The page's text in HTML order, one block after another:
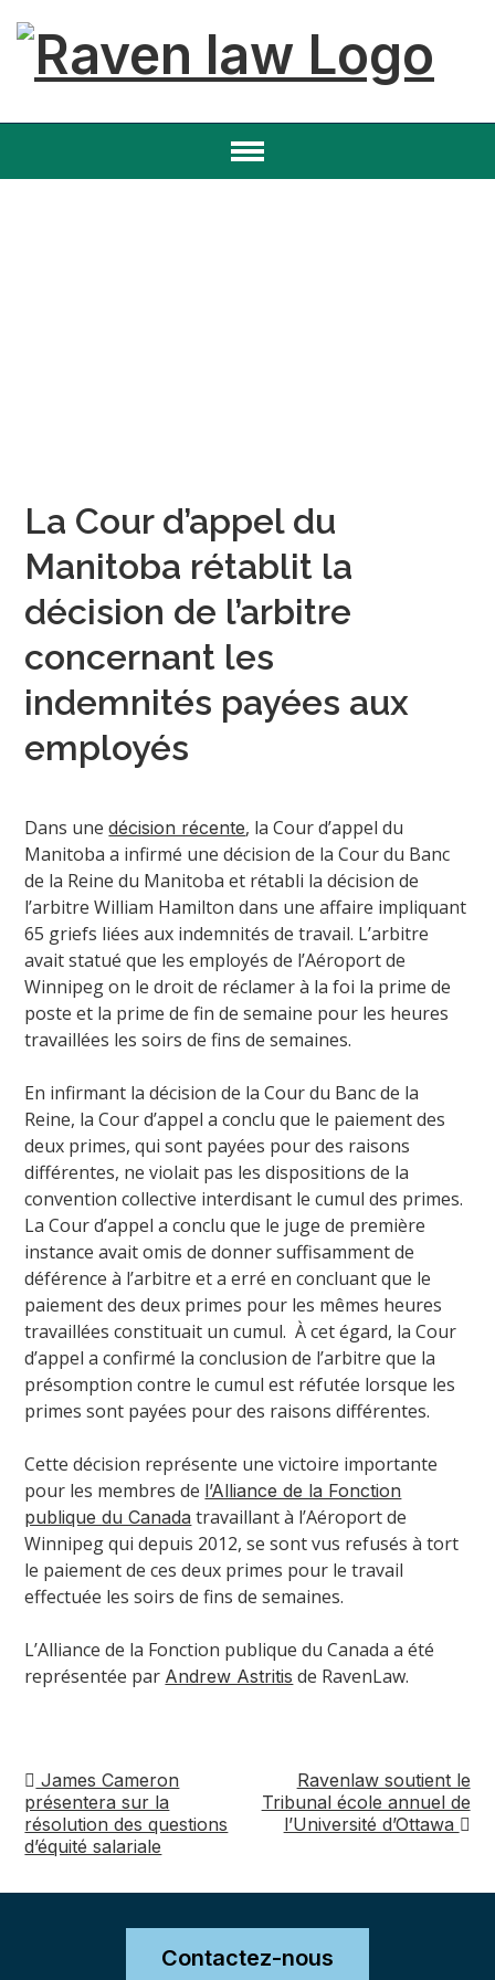
La Cour d’appel du
Manitoba rétablit la
décision de l’arbitre
concernant les
indemnités payées aux
employés
Dans unedécision récente, la Cour d’appel du
Manitoba a infirmé une décision de la Cour du Banc
de la Reine du Manitoba et rétabli la décision de
l’arbitre William Hamilton dans une affaire impliquant
65 griefs liées aux indemnités de travail. L’arbitre
avait statué que les employés de l’Aéroport de
Winnipeg on le droit de réclamer à la foi la prime de
poste et la prime de fin de semaine pour les heures
travaillées les soirs de fins de semaines.
En infirmant la décision de la Cour du Banc de la
Reine, la Cour d’appel a conclu que le paiement des
deux primes, qui sont payées pour des raisons
différentes, ne violait pas les dispositions de la
convention collective interdisant le cumul des primes.
La Cour d’appel a conclu que le juge de première
instance avait omis de donner suffisamment de
déférence à l’arbitre et a erré en concluant que le
paiement des deux primes pour les mêmes heures
travaillées constituait un cumul. À cet égard, la Cour
d’appel a confirmé la conclusion de l’arbitre que la
présomption contre le cumul est réfutée lorsque les
primes sont payées pour des raisons différentes.
Cette décision représente une victoire importante
pour les membres de l’Alliance de la Fonction
publique du Canada travaillant à l’Aéroport de
Winnipeg qui depuis 2012, se sont vus refusés à tort
le paiement de ces deux primes pour le travail
effectuée les soirs de fins de semaines.
L’Alliance de la Fonction publique du Canada a été
représentée par Andrew Astritis de RavenLaw.
Navigation
de
post
James Cameron
présentera sur la
résolution des questions
d’équité salariale
Ravenlaw soutient le
Tribunal école annuel de
l’Université d’Ottawa
Contactez-nous